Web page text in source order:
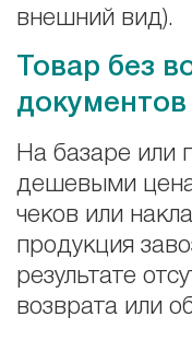
внешний вид).
Товар без
документов
На базаре или
дешевыми
чеков или
продукция
результате
возврата или